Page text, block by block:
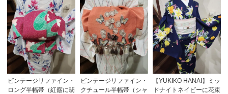
ビンテージリファイン・
ロング半幅帯（紅霰に翡
ビンテージリファイン・
クチュール半幅帯（シャ
【YUKIKO HANAI】ミッ
ドナイトネイビーに花束